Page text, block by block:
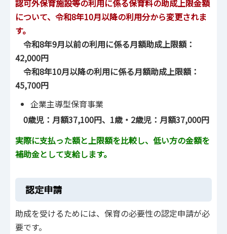
認可外保育施設等の利用に係る保育料の助成上限金額
について、令和8年10月以降の利用分から変更されま
す。
令和8年9月以前の利用に係る月額助成上限額：
42,000円
令和8年10月以降の利用に係る月額助成上限額：
45,700円
企業主導型保育事業
0歳児：月額37,100円、1歳・2歳児：月額37,000円
実際に支払った額と上限額を比較し、低い方の金額を
補助金として支給します。
認定申請
助成を受けるためには、保育の必要性の認定申請が必
要です。